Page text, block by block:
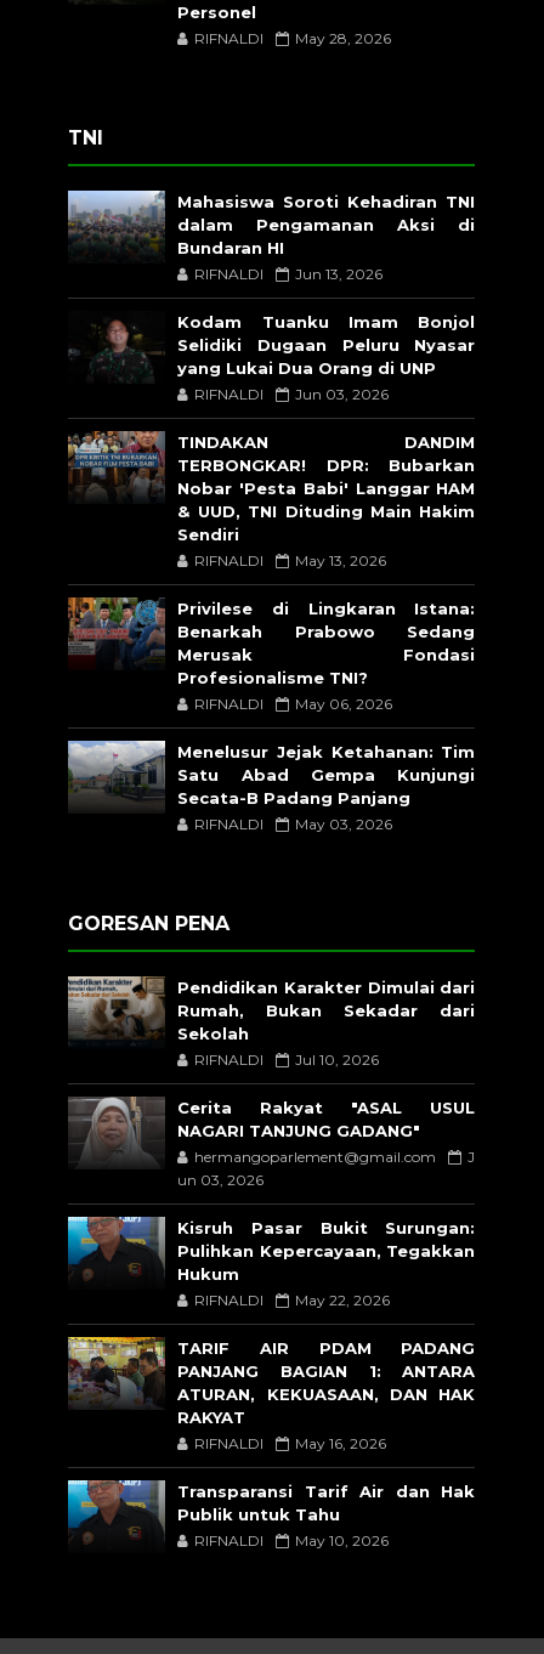
Personel
RIFNALDI May 28, 2026
TNI
Mahasiswa Soroti Kehadiran TNI
dalam Pengamanan Aksi di
Bundaran HI
RIFNALDI Jun 13, 2026
Kodam Tuanku Imam Bonjol
Selidiki Dugaan Peluru Nyasar
yang Lukai Dua Orang di UNP
RIFNALDI Jun 03, 2026
TINDAKAN DANDIM
TERBONGKAR! DPR: Bubarkan
Nobar 'Pesta Babi' Langgar HAM
& UUD, TNI Dituding Main Hakim
Sendiri
RIFNALDI May 13, 2026
Privilese di Lingkaran Istana:
Benarkah Prabowo Sedang
Merusak Fondasi
Profesionalisme TNI?
RIFNALDI May 06, 2026
Menelusur Jejak Ketahanan: Tim
Satu Abad Gempa Kunjungi
Secata-B Padang Panjang
RIFNALDI May 03, 2026
GORESAN PENA
Pendidikan Karakter Dimulai dari
Rumah, Bukan Sekadar dari
Sekolah
RIFNALDI Jul 10, 2026
Cerita Rakyat "ASAL USUL
NAGARI TANJUNG GADANG"
hermangoparlement@gmail.com
J
un 03, 2026
Kisruh Pasar Bukit Surungan:
Pulihkan Kepercayaan, Tegakkan
Hukum
RIFNALDI May 22, 2026
TARIF AIR PDAM PADANG
PANJANG BAGIAN 1: ANTARA
ATURAN, KEKUASAAN, DAN HAK
RAKYAT
RIFNALDI May 16, 2026
Transparansi Tarif Air dan Hak
Publik untuk Tahu
RIFNALDI May 10, 2026